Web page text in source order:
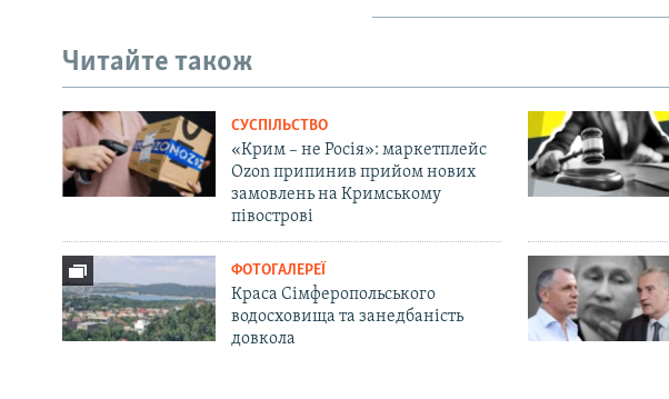
Читайте також
СУСПІЛЬСТВО
«Крим – не Росія»: маркетплейс
Ozon припинив прийом нових
замовлень на Кримському
півострові
ФОТОГАЛЕРЕЇ
Краса Сімферопольського
водосховища та занедбаність
довкола